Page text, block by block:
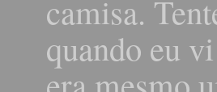
camisa.
quando eu